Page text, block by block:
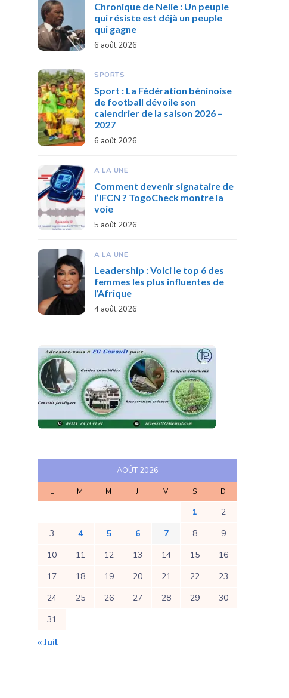
Chronique de Nelie : Un peuple
qui résiste est déjà un peuple
qui gagne
6 août 2026
SPORTS
Sport : La Fédération béninoise
de football dévoile son
calendrier de la saison 2026 –
2027
6 août 2026
A LA UNE
Comment devenir signataire de
l’IFCN ? TogoCheck montre la
voie
5 août 2026
A LA UNE
Leadership : Voici le top 6 des
femmes les plus influentes de
l’Afrique
4 août 2026
AOÛT 2026
L M M J V S D
1
2
3
4 5 6 7 8
9
10
11 12 13 14 15
16
17
18 19 20 21 22
23
24
25 26 27 28 29
30
31
« Juil